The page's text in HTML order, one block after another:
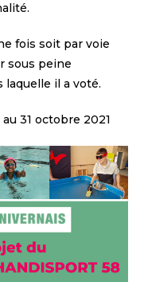
fois soit par voie
sous peine
laquelle il a voté.
31 octobre 2021